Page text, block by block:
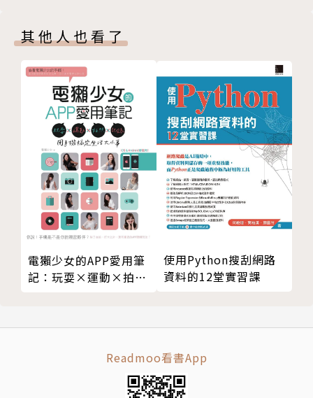
益。
在這網路全面顛覆商業模式、行銷、產品、生產與管理
的數據翻轉時代，行銷人員需要學會用更科學化的方式
迎戰，Kay的這本書就像及時雨一般，來的恰到時候。
──FunCity方城市行銷 執行長｜蔡瑞音 Brenda
這本書對我來說不僅僅是一本關於GA4的技術指南，更
是一個開啟思考和啟發創造力的工具。作者以豐富的經
驗和獨特觀點，帶領讀者從多個角度來看待問題，探索
位讀者帶來價值，不僅僅是在技術層面上，更在思維和
思考模式的提升上。
皓 Kim
數據的分析是一門大學問，這本書從背後的邏輯，到實
際的操作介面都有說明，可以從根本理解數據的意義；
其他人也看了
電獺少女的APP愛用筆
記：玩耍×運動×拍照
使用Python搜刮網路
資料的12堂實習課
Readmoo看書App